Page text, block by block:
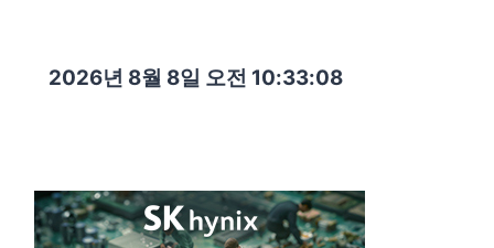
2026년 8월 8일 오전 10:33:09